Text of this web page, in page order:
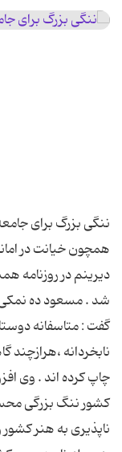
ننگی بزرگ برای
همچون خیانت در
دیرینم در روزنامه
شد . مسعود ده نمکی
گفت : متاسفانه
نابخردانه
چاپ کرده اند . وی
کشور ننگ بزرگی
ناپذیری به هنر کشور